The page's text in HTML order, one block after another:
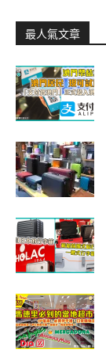
最人氣文章